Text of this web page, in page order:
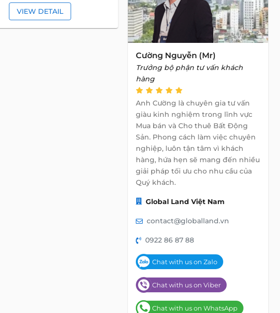
VIEW DETAIL
Cường Nguyễn (Mr)
Trưởng bộ phận tư vấn khách
hàng
Anh Cường là chuyên gia tư vấn
giàu kinh nghiệm trong lĩnh vực
Mua bán và Cho thuê Bất Động
Sản. Phong cách làm việc chuyên
nghiệp, luôn tận tâm vì khách
hàng, hứa hẹn sẽ mang đến nhiều
giải pháp tối ưu cho nhu cầu của
Quý khách.
Global Land Việt Nam
contact@globalland.vn
0922 86 87 88
Chat with us on Zalo
Chat with us on Viber
Chat with us on WhatsApp